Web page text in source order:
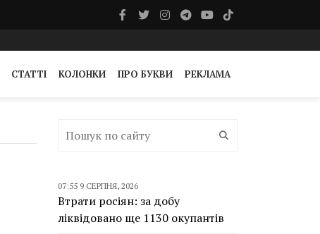
СТАТТІ КОЛОНКИ ПРО БУКВИ РЕКЛАМА
07:55 9 СЕРПНЯ, 2026
Втрати росіян: за добу
ліквідовано ще 1130 окупантів